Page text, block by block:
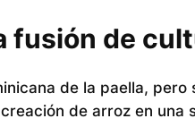
fusión de
de la paella,
de arroz en una